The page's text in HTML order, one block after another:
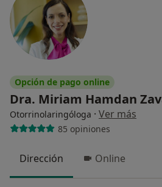
Opción de pago online
Dra. Miriam Hamdan
Otorrinolaringóloga · Ver más
85 opiniones
Dirección Online